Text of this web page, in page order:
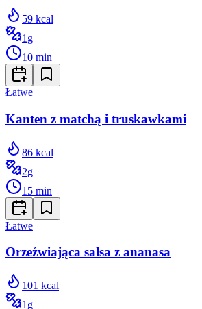
59 kcal
1 g
10 min
Łatwe
Kanten z matchą i truskawkami
86 kcal
2g
15 min
Łatwe
Orzeźwiająca salsa z ananasa
101 kcal
1 g